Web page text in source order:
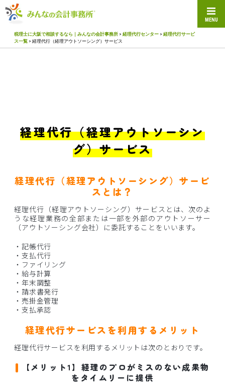
MENU
税理士に大阪で相談するなら｜みんなの会計事務所 > 経理代行センター > 経理代行サービ
ス一覧 > 経理代行（経理アウトソーシング）サービス
経理代行（経理アウトソーシン
グ）サービス
経理代行（経理アウトソーシング）サービ
スとは？
経理代行（経理アウトソーシング）サービスとは、次のよ
うな経理業務の全部または一部を外部のアウトソーサー
（アウトソーシング会社）に委託することをいいます。
・記帳代行
・支払代行
・ファイリング
・給与計算
・年末調整
・請求書発行
・売掛金管理
・支払承認
経理代行サービスを利用するメリット
経理代行サービスを利用するメリットは次のとおりです。
【メリット1】経理のプロがミスのない成果物
をタイムリーに提供